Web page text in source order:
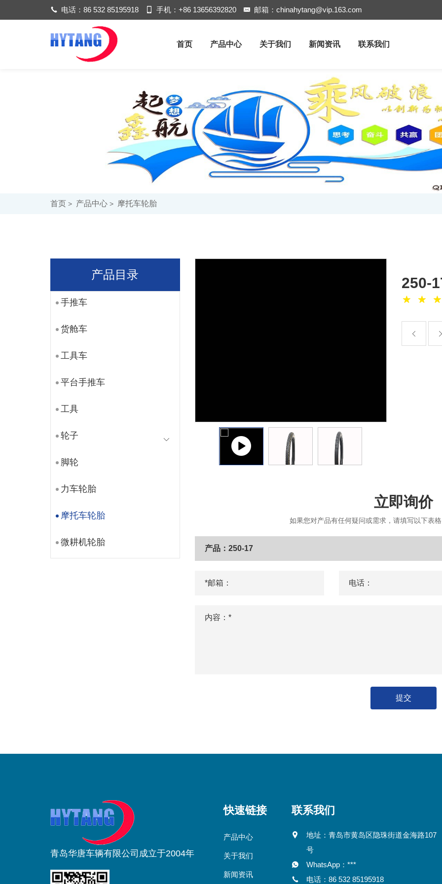
电话： 86 532 85195918 手机： +86 13656392820 邮箱： chinahytang@vip.163.com
首页 产品中心 关于我们 新闻资讯 联系我们
首页 产品中心 摩托车轮胎
产品目录
手推车
货舱车
工具车
平台手推车
工具
轮子
脚轮
力车轮胎
摩托车轮胎
微耕机轮胎
250-
立即询价
如果您对产品有任何疑问或需求，请填写以下表
提交
青岛华唐车辆有限公司成立于2004年
快速链接
产品中心
关于我们
新闻资讯
联系我们
地址：青岛市黄岛区隐珠街道金海路107
号
WhatsApp：***
电话：86 532 85195918